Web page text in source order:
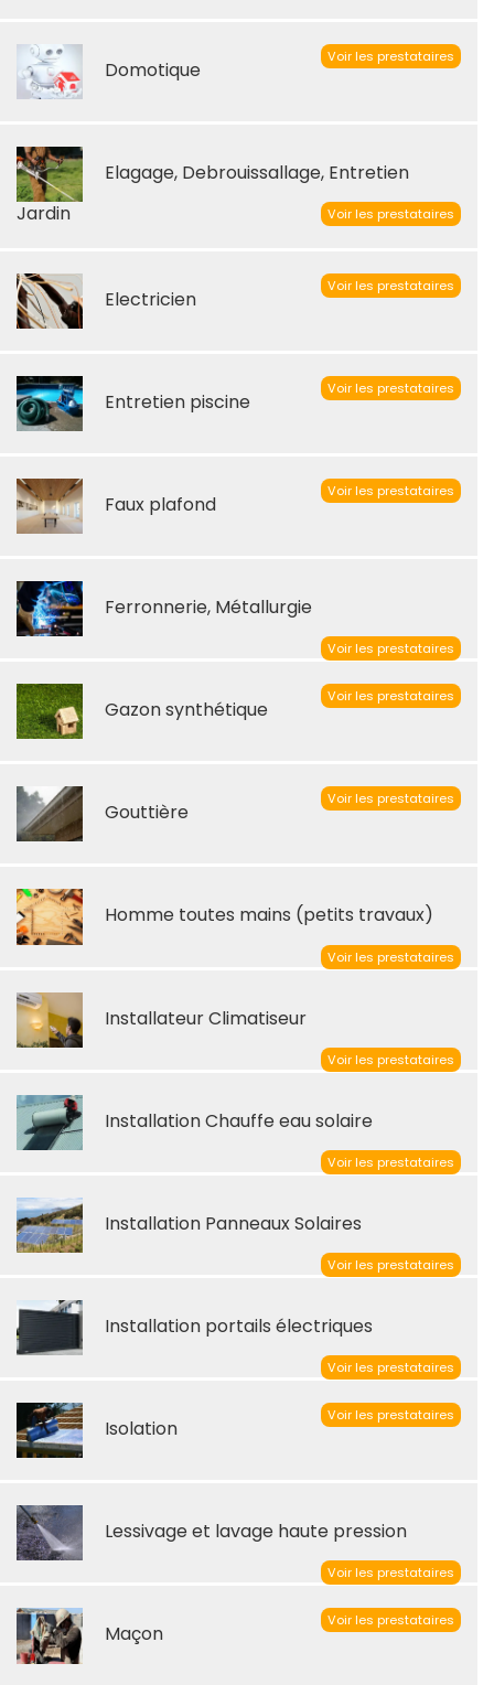
Domotique
Voir les prestataires
Elagage, Debrouissallage, Entretien
Jardin
Voir les prestataires
Electricien
Voir les prestataires
Entretien piscine
Voir les prestataires
Faux plafond
Voir les prestataires
Ferronnerie, Métallurgie
Voir les prestataires
Gazon synthétique
Voir les prestataires
Gouttière
Voir les prestataires
Homme toutes mains (petits travaux)
Voir les prestataires
Installateur Climatiseur
Voir les prestataires
Installation Chauffe eau solaire
Voir les prestataires
Installation Panneaux Solaires
Voir les prestataires
Installation portails électriques
Voir les prestataires
Isolation
Voir les prestataires
Lessivage et lavage haute pression
Voir les prestataires
Maçon
Voir les prestataires